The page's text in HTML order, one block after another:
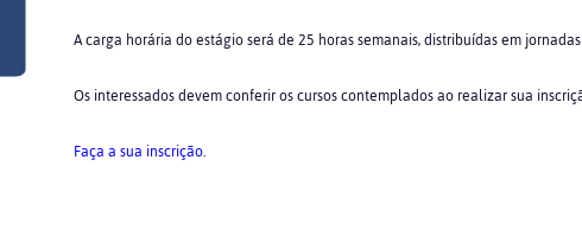
A carga horária do estágio será de 25 horas semanais, distribuídas em
Os interessados devem conferir os cursos contemplados ao realizar sua
Faça a sua inscrição.